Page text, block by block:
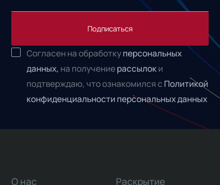
Подписаться
Согласен на обработкуперсональных
данных, на получениерассылоки
подтверждаю, что ознакомился с Политикой
конфиденциальности персональных данных
О нас Раскрытие